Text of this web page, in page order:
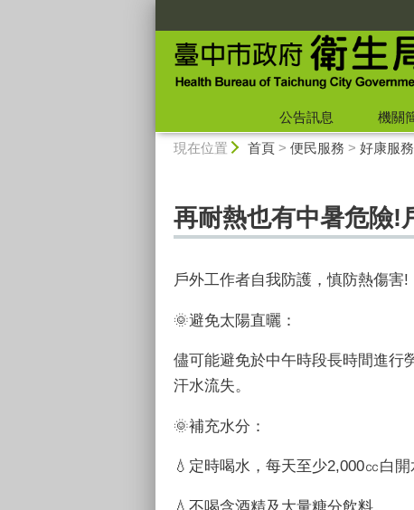
公告訊息 機關
現在位置 首頁> 便民服務 > 好康服務
再耐熱也有中暑危險!
戶外工作者自我防護，慎防熱傷害!
🌞避免太陽直曬：
儘可能避免於中午時段長時間進行
汗水流失。
🌞補充水分：
💧定時喝水，每天至少2,000㏄白
💧不喝含酒精及大量糖分飲料。